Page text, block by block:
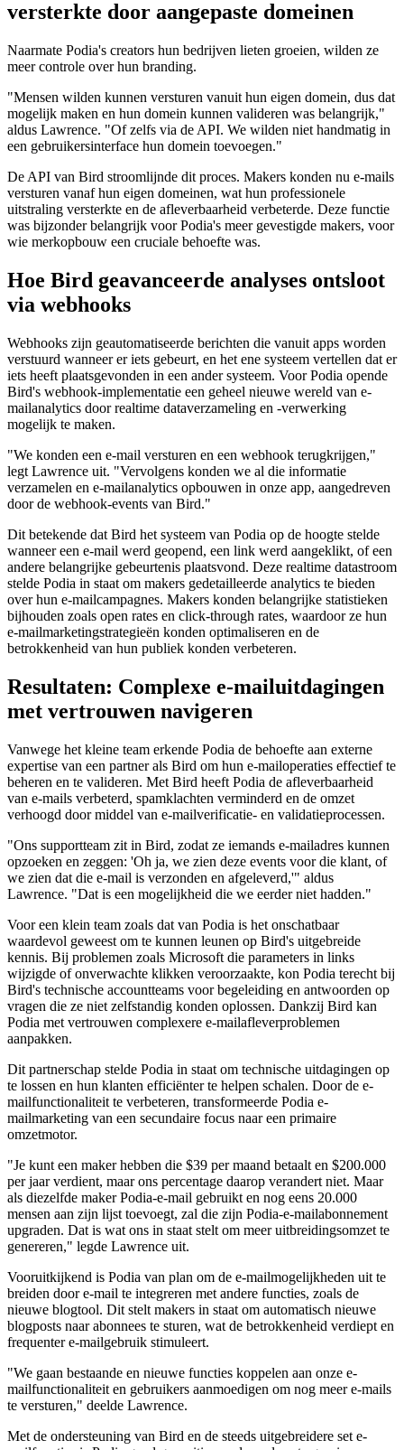
versterkte door aangepaste domeinen
Naarmate Podia's creators hun bedrijven lieten groeien, wilden ze
meer controle over hun branding.
"Mensen wilden kunnen versturen vanuit hun eigen domein, dus dat
mogelijk maken en hun domein kunnen valideren was belangrijk,"
aldus Lawrence. "Of zelfs via de API. We wilden niet handmatig in
een gebruikersinterface hun domein toevoegen."
De API van Bird stroomlijnde dit proces. Makers konden nu e-mails
versturen vanaf hun eigen domeinen, wat hun professionele
uitstraling versterkte en de afleverbaarheid verbeterde. Deze functie
was bijzonder belangrijk voor Podia's meer gevestigde makers, voor
wie merkopbouw een cruciale behoefte was.
Hoe Bird geavanceerde analyses ontsloot
via webhooks
Webhooks zijn geautomatiseerde berichten die vanuit apps worden
verstuurd wanneer er iets gebeurt, en het ene systeem vertellen dat er
iets heeft plaatsgevonden in een ander systeem. Voor Podia opende
Bird's webhook-implementatie een geheel nieuwe wereld van e-
mailanalytics door realtime dataverzameling en -verwerking
mogelijk te maken.
"We konden een e-mail versturen en een webhook terugkrijgen,"
legt Lawrence uit. "Vervolgens konden we al die informatie
verzamelen en e-mailanalytics opbouwen in onze app, aangedreven
door de webhook-events van Bird."
Dit betekende dat Bird het systeem van Podia op de hoogte stelde
wanneer een e-mail werd geopend, een link werd aangeklikt, of een
andere belangrijke gebeurtenis plaatsvond. Deze realtime datastroom
stelde Podia in staat om makers gedetailleerde analytics te bieden
over hun e-mailcampagnes. Makers konden belangrijke statistieken
bijhouden zoals open rates en click-through rates, waardoor ze hun
e-mailmarketingstrategieën konden optimaliseren en de
betrokkenheid van hun publiek konden verbeteren.
Resultaten: Complexe e-mailuitdagingen
met vertrouwen navigeren
Vanwege het kleine team erkende Podia de behoefte aan externe
expertise van een partner als Bird om hun e-mailoperaties effectief te
beheren en te valideren. Met Bird heeft Podia de afleverbaarheid
van e-mails verbeterd, spamklachten verminderd en de omzet
verhoogd door middel van e-mailverificatie- en validatieprocessen.
"Ons supportteam zit in Bird, zodat ze iemands e-mailadres kunnen
opzoeken en zeggen: 'Oh ja, we zien deze events voor die klant, of
we zien dat die e-mail is verzonden en afgeleverd,'" aldus
Lawrence. "Dat is een mogelijkheid die we eerder niet hadden."
Voor een klein team zoals dat van Podia is het onschatbaar
waardevol geweest om te kunnen leunen op Bird's uitgebreide
kennis. Bij problemen zoals Microsoft die parameters in links
wijzigde of onverwachte klikken veroorzaakte, kon Podia terecht bij
Bird's technische accountteams voor begeleiding en antwoorden op
vragen die ze niet zelfstandig konden oplossen. Dankzij Bird kan
Podia met vertrouwen complexere e-mailafleverproblemen
aanpakken.
Dit partnerschap stelde Podia in staat om technische uitdagingen op
te lossen en hun klanten efficiënter te helpen schalen. Door de e-
mailfunctionaliteit te verbeteren, transformeerde Podia e-
mailmarketing van een secundaire focus naar een primaire
omzetmotor.
"Je kunt een maker hebben die $39 per maand betaalt en $200.000
per jaar verdient, maar ons percentage daarop verandert niet. Maar
als diezelfde maker Podia-e-mail gebruikt en nog eens 20.000
mensen aan zijn lijst toevoegt, zal die zijn Podia-e-mailabonnement
upgraden. Dat is wat ons in staat stelt om meer uitbreidingsomzet te
genereren," legde Lawrence uit.
Vooruitkijkend is Podia van plan om de e-mailmogelijkheden uit te
breiden door e-mail te integreren met andere functies, zoals de
nieuwe blogtool. Dit stelt makers in staat om automatisch nieuwe
blogposts naar abonnees te sturen, wat de betrokkenheid verdiept en
frequenter e-mailgebruik stimuleert.
"We gaan bestaande en nieuwe functies koppelen aan onze e-
mailfunctionaliteit en gebruikers aanmoedigen om nog meer e-mails
te versturen," deelde Lawrence.
Met de ondersteuning van Bird en de steeds uitgebreidere set e-